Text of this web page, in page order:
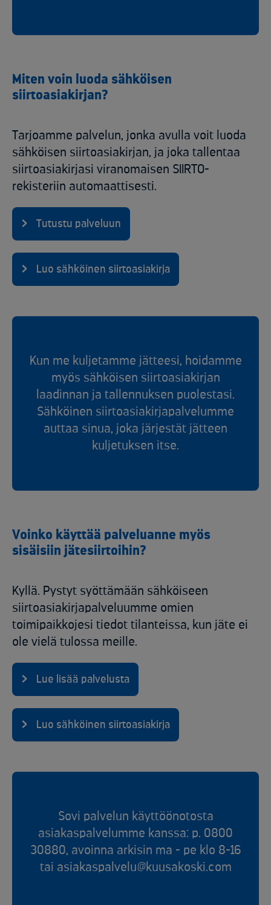
Miten voin luoda sähköisen
siirtoasiakirjan?
Tarjoamme palvelun, jonka avulla voit luoda
sähköisen siirtoasiakirjan, ja joka tallentaa
siirtoasiakirjasi viranomaisen SIIRTO-
rekisteriin automaattisesti.
Tutustu palveluun
Luo sähköinen siirtoasiakirja
Kun me kuljetamme jätteesi, hoidamme
myös sähköisen siirtoasiakirjan
laadinnan ja tallennuksen puolestasi.
Sähköinen siirtoasiakirjapalvelumme
auttaa sinua, joka järjestät jätteen
kuljetuksen itse.
Voinko käyttää palveluanne myös
sisäisiin jätesiirtoihin?
Kyllä. Pystyt syöttämään sähköiseen
siirtoasiakirjapalveluumme omien
toimipaikkojesi tiedot tilanteissa, kun jäte ei
ole vielä tulossa meille.
Lue lisää palvelusta
Luo sähköinen siirtoasiakirja
Sovi palvelun käyttöönotosta
asiakaspalvelumme kanssa: p. 0800
30880, avoinna arkisin ma - pe klo 8-16
tai asiakaspalvelu@kuusakoski.com